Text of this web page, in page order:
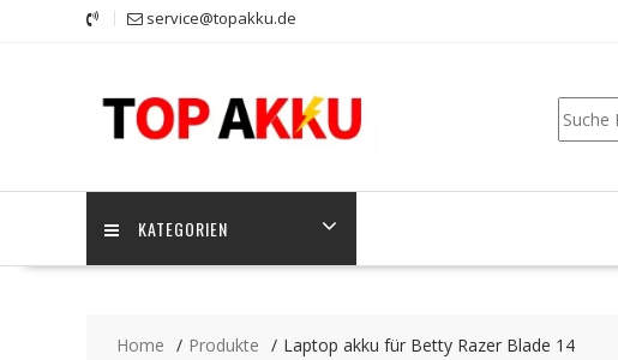
service@topakku.de
Suchen
KATEGORIEN
Home Produkte Laptop akku für Betty Razer Blade 14